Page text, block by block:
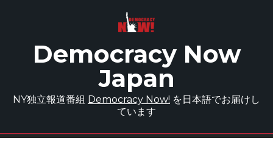
Democracy Now
Japan
NY独立報道番組 Democracy Now! を日本語でお届けし
ています